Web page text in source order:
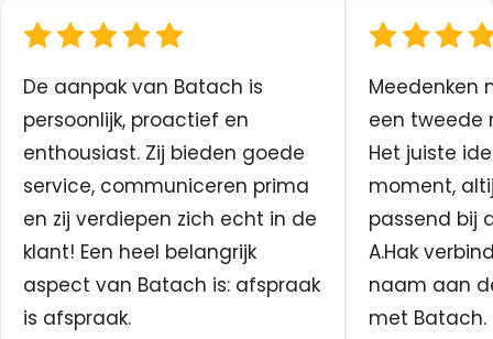
De aanpak van Batach is
persoonlijk, proactief en
enthousiast. Zij bieden goede
service, communiceren prima
en zij verdiepen zich echt in de
klant! Een heel belangrijk
aspect van Batach is: afspraak
is afspraak.
Meedenken
een tweede
Het juiste
moment,
passend bij
A.Hak
naam aan
met Batach.